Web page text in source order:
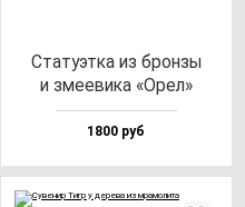
Ста­ту­эт­ка из брон­зы
и зме­еви­ка «Орел»
1800 руб